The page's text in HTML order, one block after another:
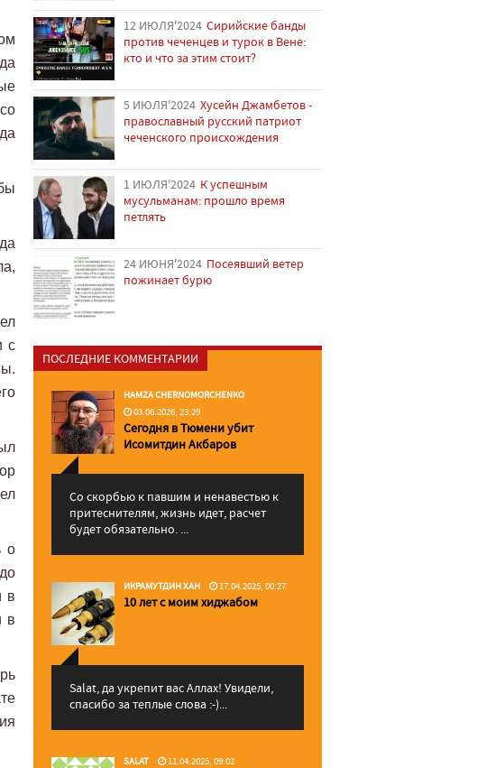
с
о
в
в
12 ИЮЛЯ'2024 Сирийские банды
против чеченцев и турок в Вене:
кто и что за этим стоит?
5 ИЮЛЯ'2024 Хусейн Джамбетов -
православный русский патриот
чеченского происхождения
1 ИЮЛЯ'2024 К успешным
мусульманам: прошло время
петлять
24 ИЮНЯ'2024 Посеявший ветер
пожинает бурю
ПОСЛЕДНИЕ КОММЕНТАРИИ
HAMZA CHERNOMORCHENKO
03.06.2026, 23:29
Сегодня в Тюмени убит
Исомитдин Акбаров
Со скорбью к павшим и ненавестью к
притеснителям, жизнь идет, расчет
будет обязательно. ...
ИКРАМУТДИН ХАН 17.04.2025, 00:27
10 лет с моим хиджабом
Salat, да укрепит вас Аллаx! Увидели,
спасибо за теплые слова :-)...
SALAT 11.04.2025, 09:02